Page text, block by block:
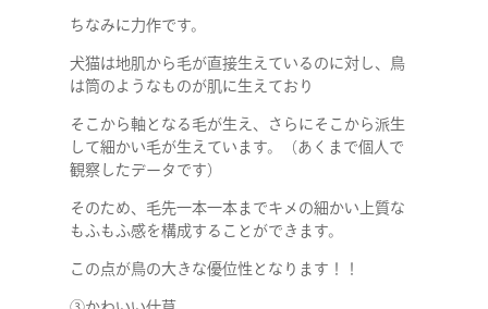
COMPANY
SERVICE
ちなみに力作です。
犬猫は地肌から毛が直接生えているのに対し、鳥
は筒のようなものが肌に生えており
そこから軸となる毛が生え、さらにそこから派生
して細かい毛が生えています。（あくまで個人で
観察したデータです）
そのため、毛先一本一本までキメの細かい上質な
もふもふ感を構成することができます。
この点が鳥の大きな優位性となります！！